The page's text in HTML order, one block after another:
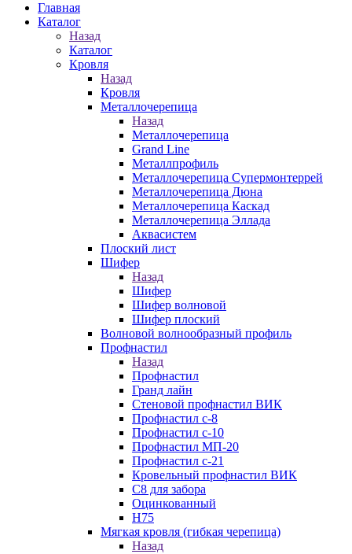
Главная
Каталог
Назад
Каталог
Кровля
Назад
Кровля
Металлочерепица
Назад
Металлочерепица
Grand Line
Металлпрофиль
Металлочерепица Супермонтеррей
Металлочерепица Дюна
Металлочерепица Каскад
Металлочерепица Эллада
Аквасистем
Плоский лист
Шифер
Назад
Шифер
Шифер волновой
Шифер плоский
Волновой волнообразный профиль
Профнастил
Назад
Профнастил
Гранд лайн
Стеновой профнастил ВИК
Профнастил с-8
Профнастил с-10
Профнастил МП-20
Профнастил с-21
Кровельный профнастил ВИК
С8 для забора
Оцинкованный
Н75
Мягкая кровля (гибкая черепица)
Назад